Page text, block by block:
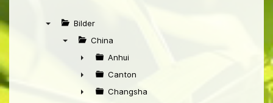
Bilder
China
►
Anhui
►
Canton
Changsha